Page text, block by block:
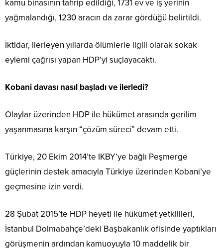
kamu binasının tahrip edildiği, 1731 ev ve iş yerinin
yağmalandığı, 1230 aracın da zarar gördüğü belirtildi.
İktidar, ilerleyen yıllarda ölümlerle ilgili olarak sokak
eylemi çağrısı yapan HDP’yi suçlayacaktı.
Kobani davası nasıl başladı ve ilerledi?
Olaylar üzerinden HDP ile hükümet arasında gerilim
yaşanmasına karşın “çözüm süreci” devam etti.
Türkiye, 20 Ekim 2014’te IKBY’ye bağlı Peşmerge
güçlerinin destek amacıyla Türkiye üzerinden Kobani’ye
geçmesine izin verdi.
28 Şubat 2015’te HDP heyeti ile hükümet yetkilileri,
İstanbul Dolmabahçe’deki Başbakanlık ofisinde yaptıkları
görüşmenin ardından kamuoyuyla 10 maddelik bir